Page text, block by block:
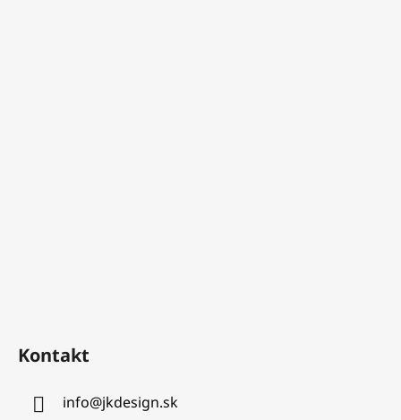
Kontakt
info@jkdesign.sk